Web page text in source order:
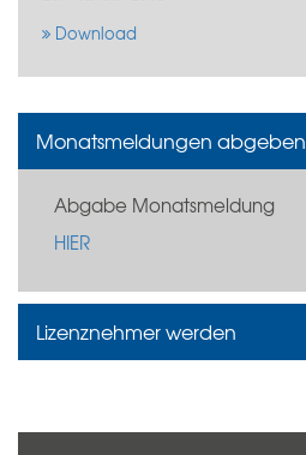
Download
Monatsmeldungen abgeben
Abgabe Monatsmeldung
HIER
Lizenznehmer werden